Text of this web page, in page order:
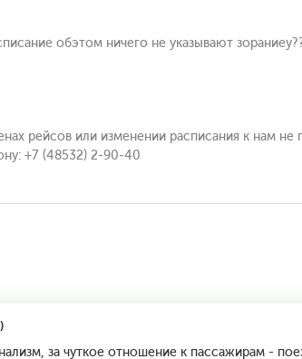
обэтом ничего не указывают
рейсов или изменении расписания к нам
+7 (48532) 2-90-40
за чуткое отношение к пассажирам -